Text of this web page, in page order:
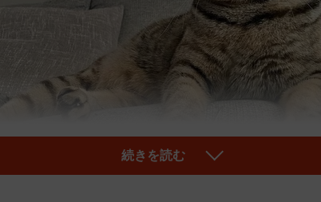
続きを読む